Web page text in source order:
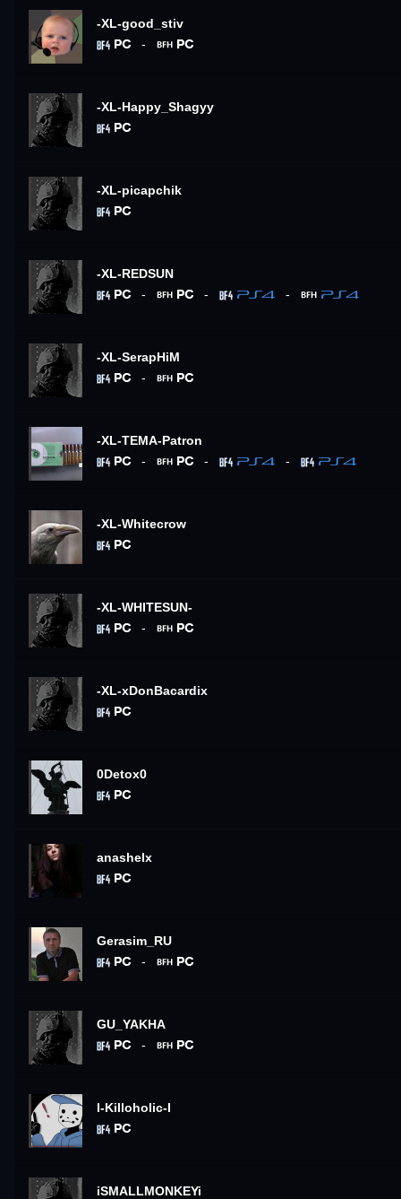
-XL-good_stiv
-
-XL-Happy_Shagyy
-XL-picapchik
-XL-REDSUN
-
- -
-XL-SerapHiM
-
-XL-TEMA-Patron
-
- -
-XL-Whitecrow
-XL-WHITESUN-
-
-XL-xDonBacardix
0Detox0
anashelx
Gerasim_RU
-
GU_YAKHA
-
I-Killoholic-I
iSMALLMONKEYi